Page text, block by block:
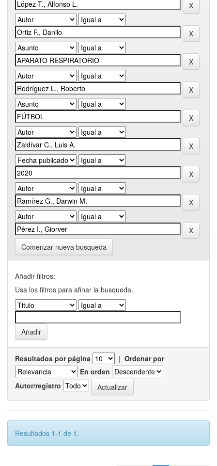
Comenzar nueva busqueda
Añadir filtros:
Usa los filtros para afinar la busqueda.
Resultados por página | Ordenar por
En orden
Autor/registro
Resultados 1-1 de 1.